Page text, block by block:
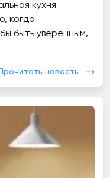
кухня –
когда
быть уверенным,
Прочитать новость